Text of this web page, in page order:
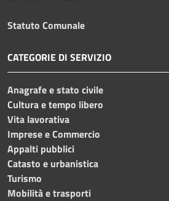
Statuto Comunale
CATEGORIE DI SERVIZIO
Anagrafe e stato civile
Cultura e tempo libero
Vita lavorativa
Imprese e Commercio
Appalti pubblici
Catasto e urbanistica
Turismo
Mobilità e trasporti